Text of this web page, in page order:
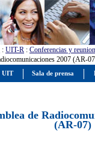
: UIT-R : Conferencias y
2007 (AR-
de
(AR-07)
UIT Sala de prensa